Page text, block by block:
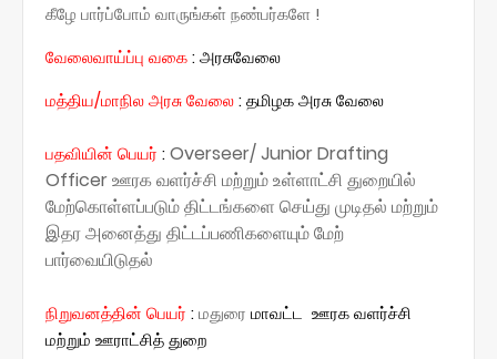
கீழே பார்ப்போம் வாருங்கள் நண்பர்களே !
வேலைவாய்ப்பு வகை:அரசுவேலை
மத்திய/மாநில அரசு வேலை: தமிழக அரசு வேலை
பதவியின் பெயர் :Overseer/ Junior Drafting
Officer ஊரக வளர்ச்சி மற்றும் உள்ளாட்சி துறையில்
மேற்கொள்ளப்படும் திட்டங்களை செய்து முடிதல் மற்றும்
இதர அனைத்து திட்டப்பணிகளையும் மேற்
பார்வையிடுதல்
நிறுவனத்தின் பெயர் :மதுரை மாவட்ட ஊரக வளர்ச்சி
மற்றும் ஊராட்சித் துறை